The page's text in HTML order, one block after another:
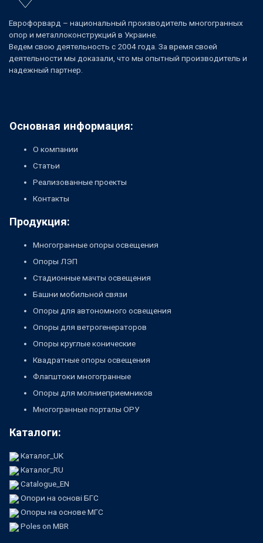
Еврофорвард – национальный производитель многогранных
опор и металлоконструкций в Украине.
Ведем свою деятельность с 2004 года. За время своей
деятельности мы доказали, что мы опытный производитель и
надежный партнер.
Основная информация:
О компании
Статьи
Реализованные проекты
Контакты
Продукция:
Многогранные опоры освещения
Опоры ЛЭП
Стадионные мачты освещения
Башни мобильной связи
Опоры для автономного освещения
Опоры для ветрогенераторов
Опоры круглые конические
Квадратные опоры освещения
Флагштоки многогранные
Опоры для молниеприемников
Многогранные порталы ОРУ
Каталоги:
Каталог_UK
Каталог_RU
Catalogue_EN
Опори на основі БГС
Опоры на основе МГС
Poles on MBR